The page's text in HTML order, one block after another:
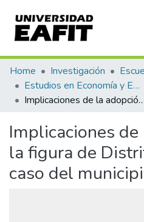
Communities & Collections
All of DSpace
Home Investigación
Estudios en Economía y Empresa (GEE)
Implicaciones de la adopción de la figura de Distrito Especial: el caso del municipio de Medellín
Implicaciones
la figura de
caso del